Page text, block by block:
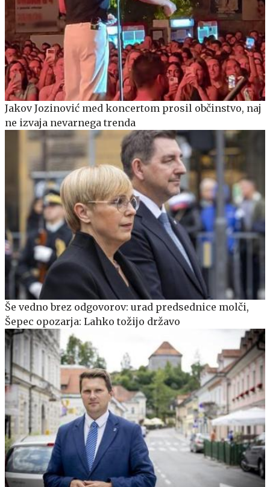
Jakov Jozinović med koncertom prosil občinstvo, naj
ne izvaja nevarnega trenda
Še vedno brez odgovorov: urad predsednice molči,
Šepec opozarja: Lahko tožijo državo